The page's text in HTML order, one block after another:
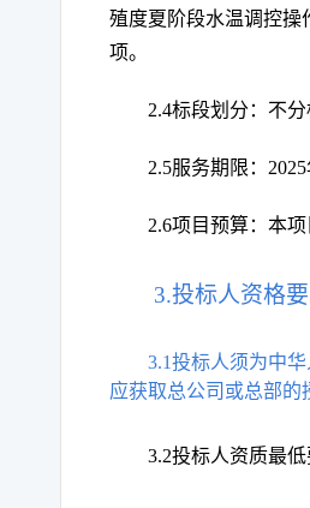
殖度夏阶段水温调控操
项。
2.4标段划分：不
2.5服务期限：
2.6项目预算：本
3.投标人资格
3.1投标人须为中
应获取总公司或总部的
3.2投标人资质最低